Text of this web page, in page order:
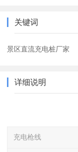
关键词
景区直流充电桩厂家
详细说明
充电枪线